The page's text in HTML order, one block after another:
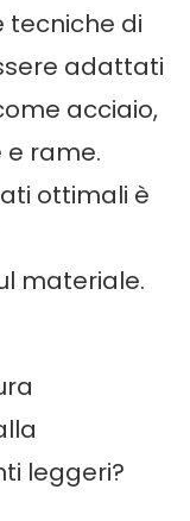
tecniche di
adattati
acciaio,
e rame.
ottimali è
materiale.
leggeri?